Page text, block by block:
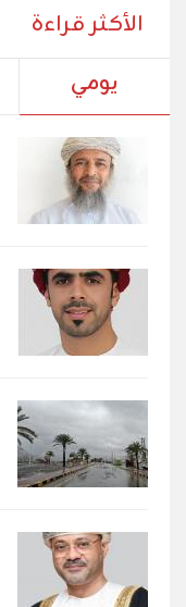
الأكثر قراءة
يومي